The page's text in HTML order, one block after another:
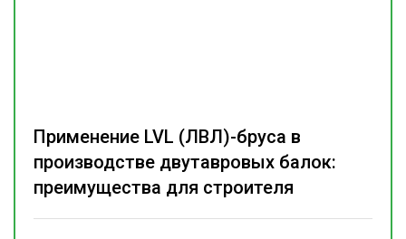
Применение LVL (ЛВЛ)-бруса в
производстве двутавровых балок:
преимущества для строителя